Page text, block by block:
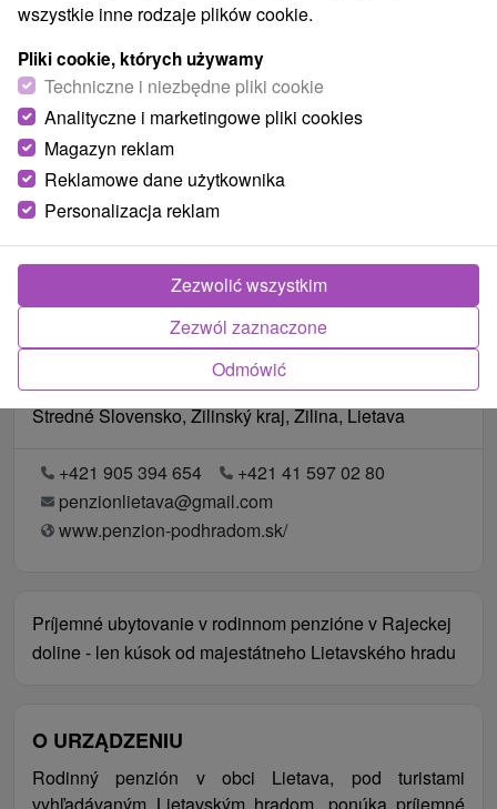
Lokalizacja
Stredné Slovensko, Žilinský kraj, Žilina, Lietava
+421 905 394 654
+421 41 597 02 80
penzionlietava@gmail.com
www.penzion-podhradom.sk/
Príjemné ubytovanie v rodinnom penzióne v Rajeckej
doline - len kúsok od majestátneho Lietavského hradu
O URZĄDZENIU
Rodinný penzión v obci Lietava, pod turistami
wszystkie inne rodzaje plików cookie.
Pliki cookie, których używamy
Techniczne i niezbędne pliki cookie
Analityczne i marketingowe pliki cookies
Magazyn reklam
Reklamowe dane użytkownika
Personalizacja reklam
Odmówić
Zezwól zaznaczone
Zezwolić wszystkim